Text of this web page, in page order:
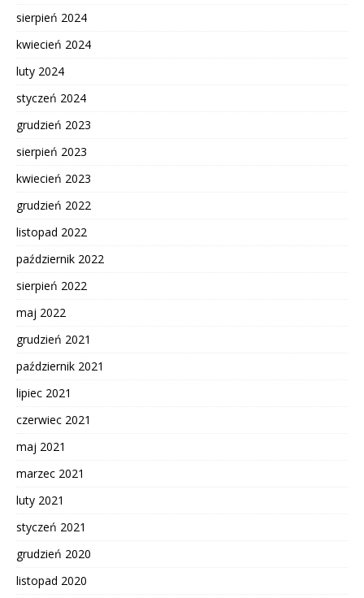
sierpień 2024
kwiecień 2024
luty 2024
styczeń 2024
grudzień 2023
sierpień 2023
kwiecień 2023
grudzień 2022
listopad 2022
październik 2022
sierpień 2022
maj 2022
grudzień 2021
październik 2021
lipiec 2021
czerwiec 2021
maj 2021
marzec 2021
luty 2021
styczeń 2021
grudzień 2020
listopad 2020